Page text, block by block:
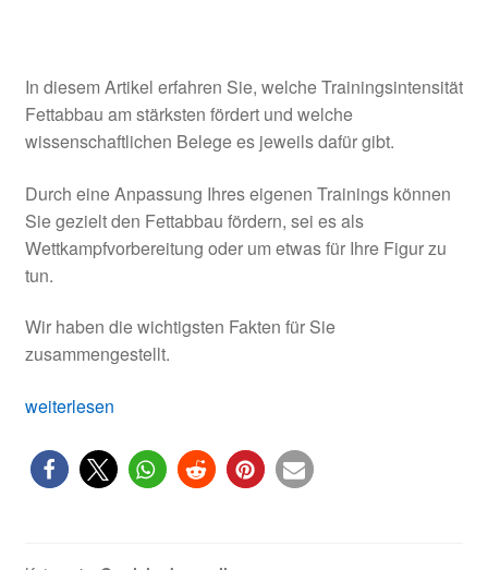
In diesem Artikel erfahren Sie, welche Trainingsintensität
Fettabbau am stärksten fördert und welche
wissenschaftlichen Belege es jeweils dafür gibt.
Durch eine Anpassung Ihres eigenen Trainings können
Sie gezielt den Fettabbau fördern, sei es als
Wettkampfvorbereitung oder um etwas für Ihre Figur zu
tun.
Wir haben die wichtigsten Fakten für Sie
zusammengestellt.
3
für
Training
weiterlesen